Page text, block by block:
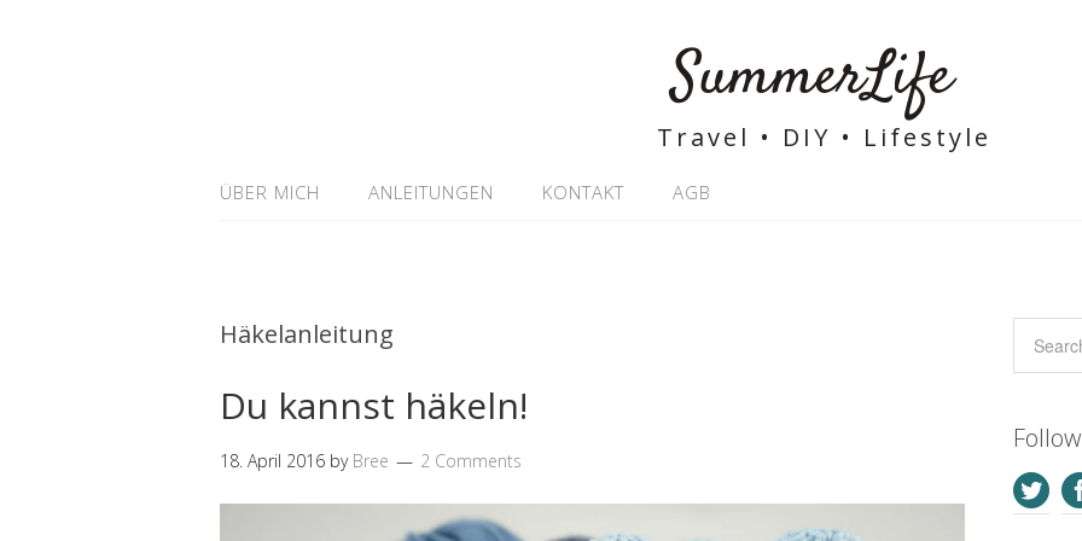
SummerLife
Travel • DIY • Lifestyle
ÜBER MICH ANLEITUNGEN KONTAKT AGB
Häkelanleitung
Du kannst häkeln!
18. April 2016 by Bree 2 Comments